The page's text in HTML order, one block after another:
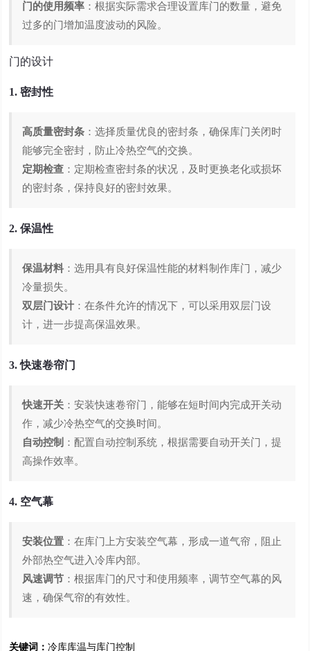
门的使用频率 ：根据实际需求合理设置库门的数量，避免
过多的门增加温度波动的风险。
门的设计
1. 密封性
高质量密封条 ：选择质量优良的密封条，确保库门关闭时
能够完全密封，防止冷热空气的交换。
定期检查 ：定期检查密封条的状况，及时更换老化或损坏
的密封条，保持良好的密封效果。
2. 保温性
保温材料 ：选用具有良好保温性能的材料制作库门，减少
冷量损失。
双层门设计 ：在条件允许的情况下，可以采用双层门设
计，进一步提高保温效果。
3. 快速卷帘门
快速开关 ：安装快速卷帘门，能够在短时间内完成开关动
作，减少冷热空气的交换时间。
自动控制 ：配置自动控制系统，根据需要自动开关门，提
高操作效率。
4. 空气幕
安装位置 ：在库门上方安装空气幕，形成一道气帘，阻止
外部热空气进入冷库内部。
风速调节 ：根据库门的尺寸和使用频率，调节空气幕的风
速，确保气帘的有效性。
关键词： 冷库库温与库门控制